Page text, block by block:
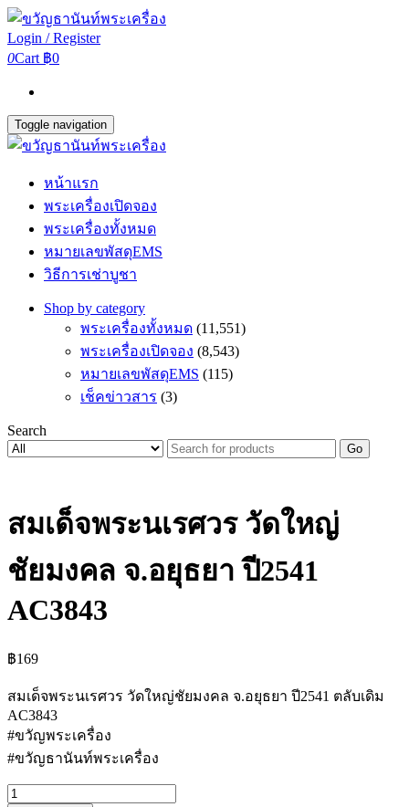
Login / Register
0Cart ฿0
Toggle navigation
หน้าแรก
พระเครื่องเปิดจอง
พระเครื่องทั้งหมด
หมายเลขพัสดุEMS
วิธีการเช่าบูชา
Shop by category
พระเครื่องทั้งหมด (11,551)
พระเครื่องเปิดจอง (8,543)
หมายเลขพัสดุEMS (115)
เช็คข่าวสาร (3)
Search
Go
สมเด็จพระนเรศวร วัดใหญ่
ชัยมงคล จ.อยุธยา ปี2541
AC3843
฿169
สมเด็จพระนเรศวร วัดใหญ่ชัยมงคล จ.อยุธยา ปี2541 ตลับเดิม
AC3843
#ขวัญพระเครื่อง
#ขวัญธานันท์พระเครื่อง
จำนวน